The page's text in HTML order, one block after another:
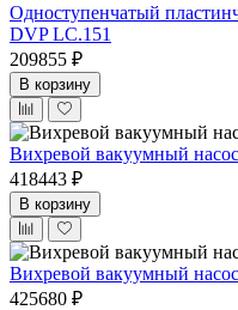
Одноступенчатый
DVP LC.151
209855 ₽
В корзину
Вихревой вакуумный
418443 ₽
В корзину
Вихревой вакуумный
425680 ₽